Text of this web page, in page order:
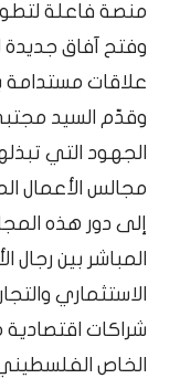
منصة فاعلة
وفتح آفاق جديدة
علاقات مستدامة
وقدّم السيد
الجهود التي
مجالس الأعمال
إلى دور هذه
المباشر بين رجال
الاستثماري
شراكات
الخاص